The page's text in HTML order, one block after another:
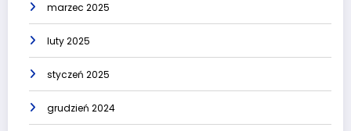
marzec 2025
luty 2025
styczeń 2025
grudzień 2024